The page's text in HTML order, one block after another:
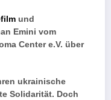
und
Emini vom
Center e.V. über
ukrainische
Solidarität. Doch